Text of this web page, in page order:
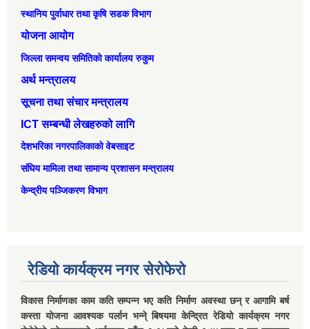
स्थानिय पुर्वाधार तथा कृषि सडक विभाग
योजना आयोग
जिल्ला समन्वय समितिको कार्यालय रुकुम
अर्थ मन्त्रालय
सूचना तथा संचार मन्त्रालय
ICT सम्बन्धी लेखहरुको लागि
देशभरिका नगरपालिकाको वेबसाइट
संघिय मामिला तथा सामान्‍य प्रशासन मन्त्रालय
केन्द्रीय पञ्जिकरण विभाग
रेडियो कार्यक्रम नगर सेरोफेरो
विकास निर्माणका काम कति सम्पन्न भए कति निर्माण अवस्था छन् र आगामि बर्ष
कस्ता योजना आवश्यक पर्लान भन्ने् बिषयमा केन्द्रित रेडियो कार्यक्रम नगर